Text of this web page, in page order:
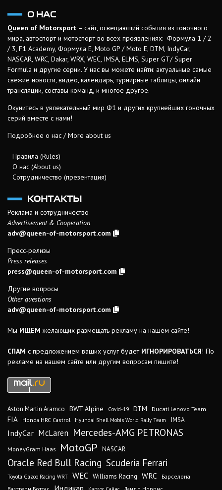
О НАС
Queen of Motorsport – сайт, освещающий события из гоночного
мира, автоспорт и мотоспорт во всех проявлениях: Формула 1 / 2
/ 3, F1 Academy, Формула Е, Moto GP / Moto E, DTM, IndyCar,
NASCAR, WRC, Dakar, WRX, WEC, IMSA, ELMS, Super GT/ Super
Formula и другие серии. У нас вы можете найти: актуальные самые
свежие новости, видео, календарь, турнирные таблицы, онлайн
трансляции, составы команд, и многое другое.
Окунитесь в увлекательный мир Ф1 и других крупнейших гоночных
серий вместе с нами!
Подробнее о нас / More about us
Правила (Rules)
О нас (About us)
Сотрудничество (презентация)
КОНТАКТЫ
Реклама и сотрудничество
Advertisement & Cooperation
adv@queen-of-motorsport.com
Пресс-релизы
Press releases
press@queen-of-motorsport.com
Другие вопросы
Other questions
adv@queen-of-motorsport.com
Мы ИЩЕМ желающих размещать рекламу на нашем сайте!
СПАМ с предложением ваших услуг будет ИГНОРИРОВАТЬСЯ! По
рекламе на нашем сайте или другим вопросам пишите!
Aston Martin Aramco BWT Alpine Covid-19 DTM Ducati Lenovo Team
FIA Honda HRC Castrol Hyundai Shell Mobis World Rally Team IMSA
IndyCar McLaren Mercedes-AMG PETRONAS
MoneyGram Haas MotoGP NASCAR
Oracle Red Bull Racing Scuderia Ferrari
Toyota Gazoo Racing WRT WEC Williams Racing WRC
Барселона